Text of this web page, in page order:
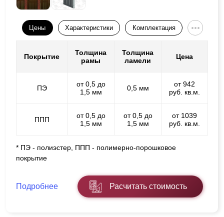
Цены Характеристики Комплектация
Покрытие
Толщина
рамы
Толщина
ламели
Цена
ПЭ
от 0,5 до
1,5 мм
0,5 мм
от 942
руб. кв.м.
ППП
от 0,5 до
1,5 мм
от 0,5 до
1,5 мм
от 1039
руб. кв.м.
* ПЭ - полиэстер, ППП - полимерно-порошковое
покрытие
Подробнее Расчитать стоимость